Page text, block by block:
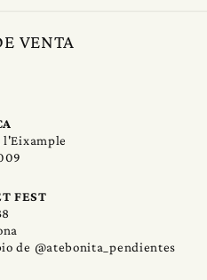
VENTA
l'Eixample
FEST
de @atebonita_pendientes